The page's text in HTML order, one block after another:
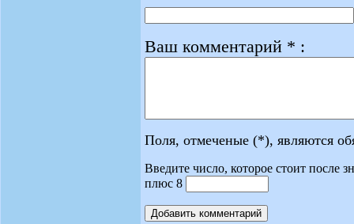
Ваш комментарий * :
Поля, отмеченые (*), являются
Введите число, которое стоит после
плюс 8